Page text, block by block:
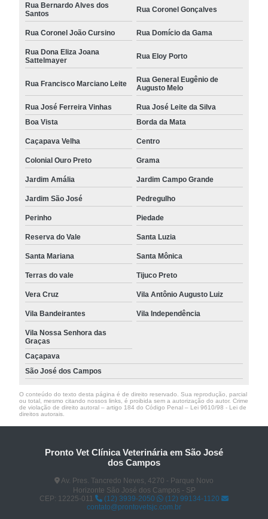
Rua Bernardo Alves dos
Santos
Rua Coronel Gonçalves
Rua Coronel João Cursino Rua Domício da Gama
Rua Dona Eliza Joana
Sattelmayer
Rua Eloy Porto
Rua Francisco Marciano Leite
Rua General Eugênio de
Augusto Melo
Rua José Ferreira Vinhas
Rua José Leite da Silva
Boa Vista
Borda da Mata
Caçapava Velha Centro
Colonial Ouro Preto Grama
Jardim Amália Jardim Campo Grande
Jardim São José Pedregulho
Perinho Piedade
Reserva do Vale Santa Luzia
Santa Mariana Santa Mônica
Terras do vale Tijuco Preto
Vera Cruz Vila Antônio Augusto Luiz
Vila Bandeirantes Vila Independência
Vila Nossa Senhora das
Graças
Caçapava
São José dos Campos
O conteúdo do texto desta página é de direito reservado. Sua reprodução, parcial
ou total, mesmo citando nossos links, é proibida sem a autorização do autor. Crime
de violação de direito autoral – artigo 184 do Código Penal – Lei 9610/98 - Lei de
direitos autorais
Pronto Vet Clínica Veterinária em São José
dos Campos
Av. Pres. Tancredo Neves, 4270 - Parque Novo
Horizonte São José dos Campos - SP
CEP: 12225-011
(12) 3939-2050
(12) 99134-1120
contato@prontovetsjc.com.br